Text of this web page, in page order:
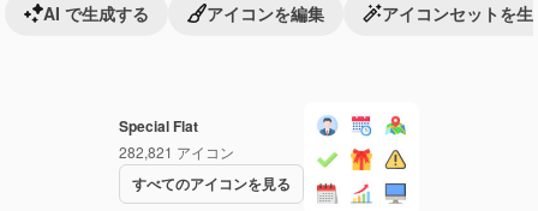
Special Flat
282,821 アイコン
すべてのアイコンを見る
AI で生成する アイコンを編集 アイコンセットを生